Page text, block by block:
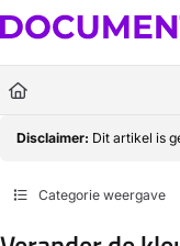
Documentation
Fetch the complete
Use this file to discover all
Disclaimer: Dit artikel is
Categorie weergave